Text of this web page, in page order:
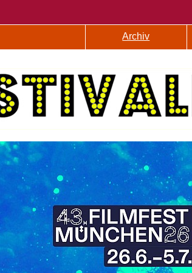
Archiv